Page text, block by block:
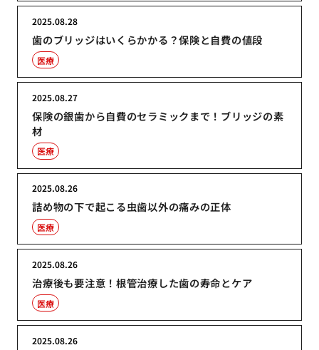
歯のブリッジはいくらかかる？保険と自費の値段
2025.08.28
医療
保険の銀歯から自費のセラミックまで！ブリッジの素
材
2025.08.27
医療
詰め物の下で起こる虫歯以外の痛みの正体
2025.08.26
医療
治療後も要注意！根管治療した歯の寿命とケア
2025.08.26
医療
2025.08.26